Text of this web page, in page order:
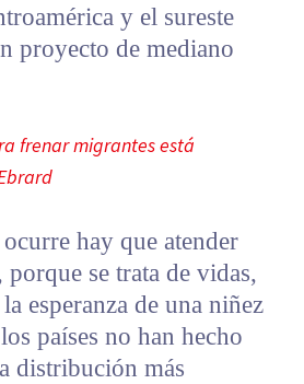
y el sureste
proyecto de mediano
frenar migrantes está
hay que atender
se trata de vidas,
esperanza de una niñez
países no han hecho
distribución más